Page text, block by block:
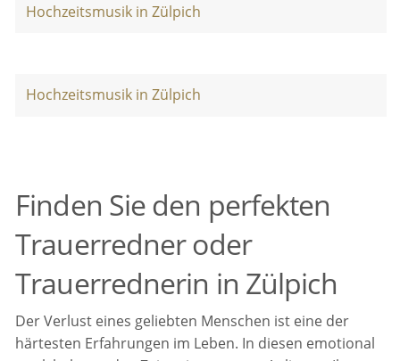
Hochzeitsmusik in Zülpich
Hochzeitsmusik in Zülpich
Finden Sie den perfekten
Trauerredner oder
Trauerrednerin in Zülpich
Der Verlust eines geliebten Menschen ist eine der
härtesten Erfahrungen im Leben. In diesen emotional